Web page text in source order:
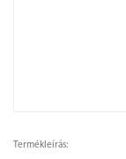
Termékleírás: